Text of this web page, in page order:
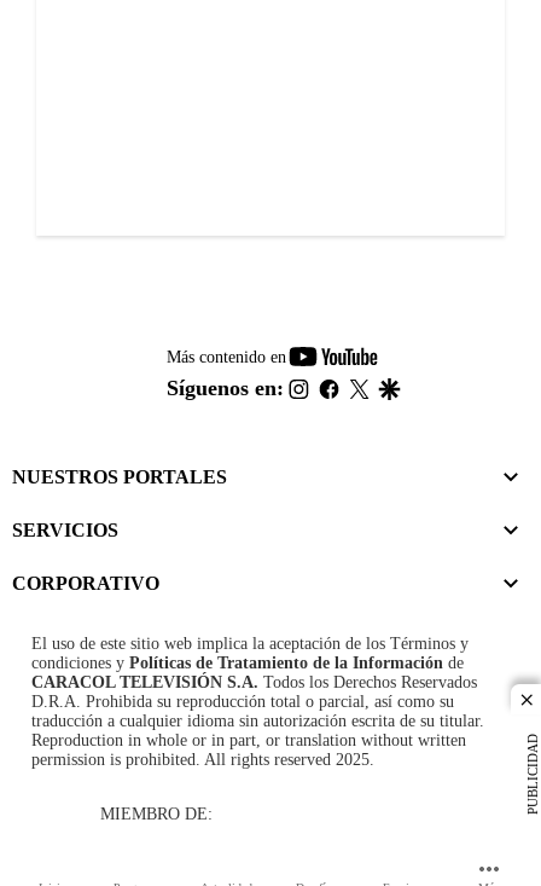
PUBLICIDAD
Más contenido en
youtube-
footer
Síguenos en: instagram
facebook
twitter
NUESTROS PORTALES
SERVICIOS
CORPORATIVO
El uso de este sitio web implica la aceptación de los Términos y
condiciones y Políticas de Tratamiento de la Información de
CARACOL TELEVISIÓN S.A. Todos los Derechos Reservados
D.R.A. Prohibida su reproducción total o parcial, así como su
traducción a cualquier idioma sin autorización escrita de su titular.
Reproduction in whole or in part, or translation without written
permission is prohibited. All rights reserved 2025.
MIEMBRO DE: